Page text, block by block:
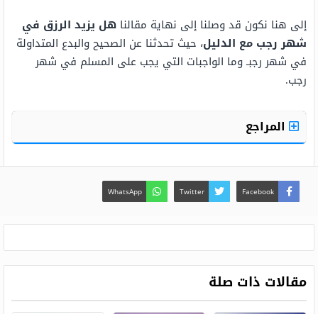
إلى هنا نكون قد وصلنا إلى نهاية مقالنا هل يزيد الرزق في
شهر رجب مع الدليل، حيث تحدثنا عن الصحيح والبدع المتداولة
في شهر رجبـ وما الواجبات التي يجب على المسلم في شهر
رجب.
المراجع
Facebook
Twitter
WhatsApp
مقالات ذات صلة